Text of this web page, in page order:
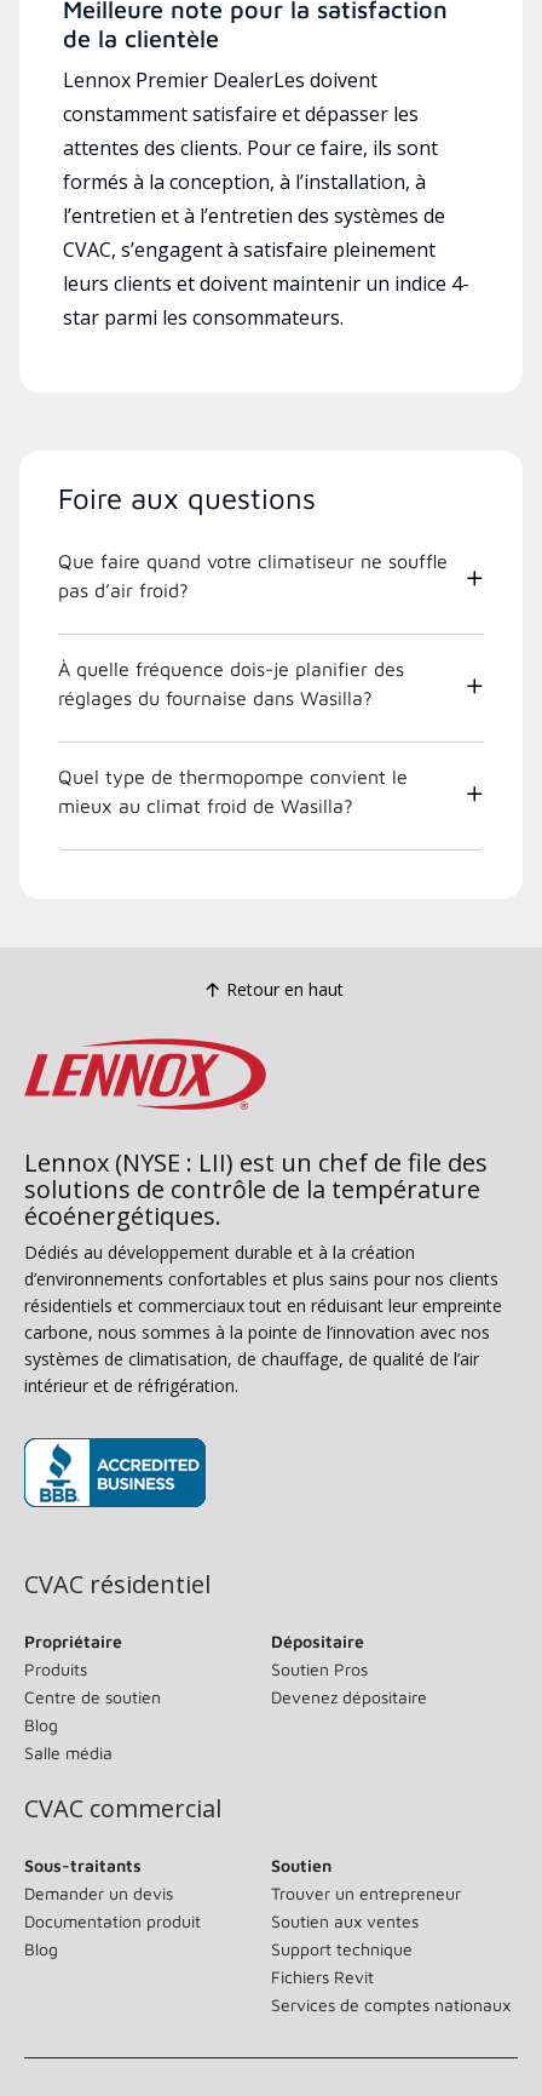
Meilleure note pour la satisfaction
de la clientèle
Lennox Premier DealerLes doivent
constamment satisfaire et dépasser les
attentes des clients. Pour ce faire, ils sont
formés à la conception, à l’installation, à
l’entretien et à l’entretien des systèmes de
CVAC, s’engagent à satisfaire pleinement
leurs clients et doivent maintenir un indice 4-
star parmi les consommateurs.
Foire aux questions
Que faire quand votre climatiseur ne souffle
pas d’air froid?
À quelle fréquence dois-je planifier des
réglages du fournaise dans Wasilla?
Quel type de thermopompe convient le
mieux au climat froid de Wasilla?
Retour en haut
Lennox (NYSE : LII) est un chef de file des
solutions de contrôle de la température
écoénergétiques.
Dédiés au développement durable et à la création
d’environnements confortables et plus sains pour nos clients
résidentiels et commerciaux tout en réduisant leur empreinte
carbone, nous sommes à la pointe de l’innovation avec nos
systèmes de climatisation, de chauffage, de qualité de l’air
intérieur et de réfrigération.
CVAC résidentiel
Propriétaire
Produits
Centre de soutien
Blog
Salle média
Dépositaire
Soutien Pros
Devenez dépositaire
CVAC commercial
Sous-traitants
Demander un devis
Documentation produit
Blog
Soutien
Trouver un entrepreneur
Soutien aux ventes
Support technique
Fichiers Revit
Services de comptes nationaux